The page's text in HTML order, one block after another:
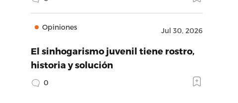
Opiniones Jul 30, 2026
El sinhogarismo juvenil tiene rostro,
historia y solución
0